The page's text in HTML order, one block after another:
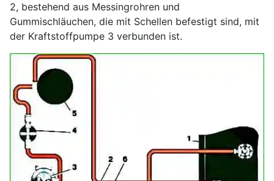
2, bestehend aus Messingrohren und
Gummischläuchen, die mit Schellen befestigt sind, mit
der Kraftstoffpumpe 3 verbunden ist.